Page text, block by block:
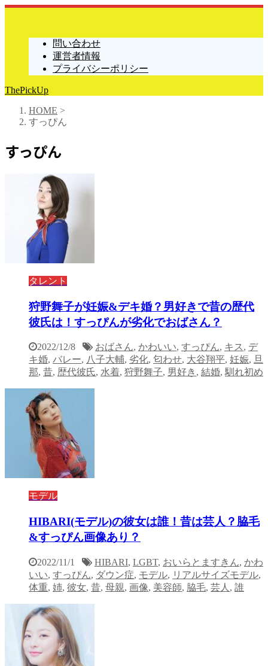
問い合わせ
運営者情報
プライバシーポリシー
ThePickUp
HOME >
すっぴん
すっぴん
タレント
狩野舞子が妊娠&デキ婚？男好きで昔の歴代
彼氏は！すっぴんが劣化でおばさん？
2022/12/8 おばさん, かわいい, すっぴん, キス , デ
キ婚, バレー, 八子大輔, 劣化, 匂わせ, 大谷翔平, 妊娠, 旦
那, 昔, 歴代彼氏, 水着, 狩野舞子, 男好き , 結婚, 馴れ初め
モデル
HIBARI(モデル)の彼女は誰！昔は芸人？脇毛
&すっぴん画像あり？
2022/11/1 HIBARI, LGBT, おいらとますきん, かわ
いい, すっぴん, ダウン症, モデル, リアルサイズモデル,
体重, 姉, 彼女, 昔, 母親, 画像, 美容師, 脇毛, 芸人 , 誰